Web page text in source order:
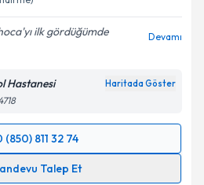
ilk gördüğümde
Devamı
Hastanesi Haritada Göster
(850) 811 32 74
Talep Et
Talebi